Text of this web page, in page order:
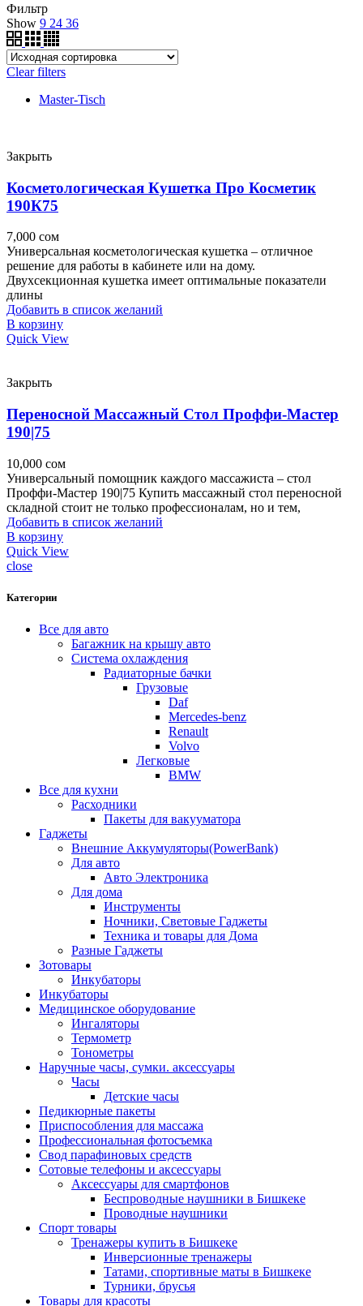
Фильтр
Show 9 24 36
Clear filters
Master-Tisch
Закрыть
Косметологическая Кушетка Про Косметик
190К75
7,000 сом
Универсальная косметологическая кушетка – отличное
решение для работы в кабинете или на дому.
Двухсекционная кушетка имеет оптимальные показатели
длины
Добавить в список желаний
В корзину
Quick View
Закрыть
Переносной Массажный Стол Проффи-Мастер
190|75
10,000 сом
Универсальный помощник каждого массажиста – стол
Проффи-Мастер 190|75 Купить массажный стол переносной
складной стоит не только профессионалам, но и тем,
Добавить в список желаний
В корзину
Quick View
close
Категории
Все для авто
Багажник на крышу авто
Система охлаждения
Радиаторные бачки
Грузовые
Daf
Mercedes-benz
Renault
Volvo
Легковые
BMW
Все для кухни
Расходники
Пакеты для вакууматора
Гаджеты
Внешние Аккумуляторы(PowerBank)
Для авто
Авто Электроника
Для дома
Инструменты
Ночники, Световые Гаджеты
Техника и товары для Дома
Разные Гаджеты
Зотовары
Инкубаторы
Инкубаторы
Медицинское оборудование
Ингаляторы
Термометр
Тонометры
Наручные часы, сумки. аксессуары
Часы
Детские часы
Педикюрные пакеты
Приспособления для массажа
Профессиональная фотосъемка
Свод парафиновых средств
Сотовые телефоны и аксессуары
Аксессуары для смартфонов
Беспроводные наушники в Бишкеке
Проводные наушники
Спорт товары
Тренажеры купить в Бишкеке
Инверсионные тренажеры
Татами, спортивные маты в Бишкеке
Турники, брусья
Товары для красоты